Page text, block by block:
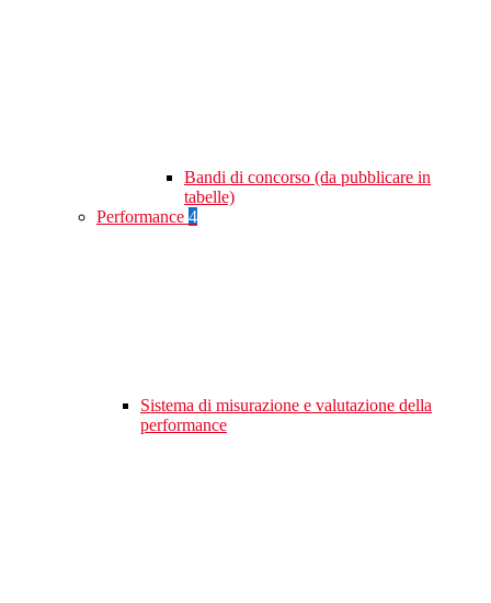
Bandi di concorso (da pubblicare in
tabelle)
Performance 4
Sistema di misurazione e valutazione della
performance